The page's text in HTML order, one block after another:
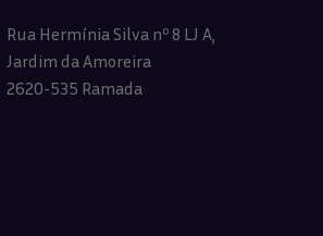
Rua Hermínia Silva nº 8 LJ A,
Jardim da Amoreira
2620-535 Ramada